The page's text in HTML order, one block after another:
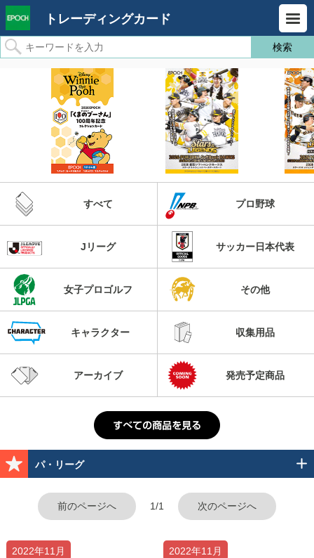
トレーディングカード
すべて プロ野球
Jリーグ サッカー日本代表
女子プロゴルフ その他
キャラクター 収集用品
アーカイブ 発売予定商品
パ・リーグ
前のページへ 1/1 次のページへ
2022年11月 2022年11月